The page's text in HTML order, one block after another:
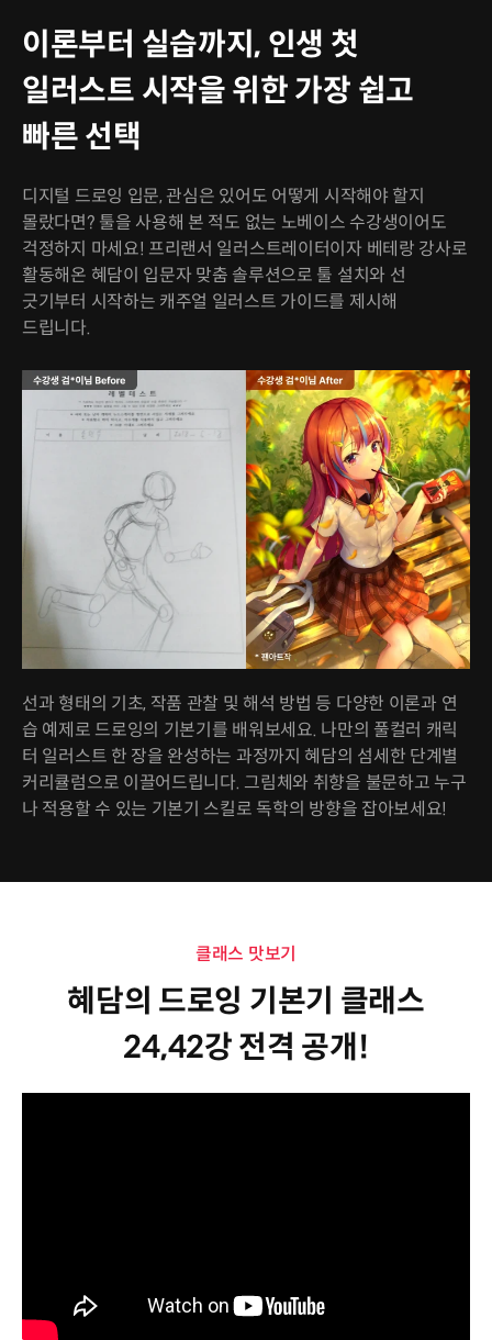
이론부터 실습까지, 인생 첫
일러스트 시작을 위한 가장 쉽고
빠른 선택
디지털 드로잉 입문, 관심은 있어도 어떻게 시작해야 할지
몰랐다면? 툴을 사용해 본 적도 없는 노베이스 수강생이어도
걱정하지 마세요! 프리랜서 일러스트레이터이자 베테랑 강사로
활동해온 혜담이 입문자 맞춤 솔루션으로 툴 설치와 선
긋기부터 시작하는 캐주얼 일러스트 가이드를 제시해
드립니다.
선과 형태의 기초, 작품 관찰 및 해석 방법 등 다양한 이론과 연
습 예제로 드로잉의 기본기를 배워보세요. 나만의 풀컬러 캐릭
터 일러스트 한 장을 완성하는 과정까지 혜담의 섬세한 단계별
커리큘럼으로 이끌어드립니다. 그림체와 취향을 불문하고 누구
나 적용할 수 있는 기본기 스킬로 독학의 방향을 잡아보세요!
클래스 맛보기
혜담의 드로잉 기본기 클래스
24,42강 전격 공개!